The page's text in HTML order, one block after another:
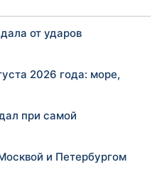
от ударов
2026 года: море,
при самой
и Петербургом